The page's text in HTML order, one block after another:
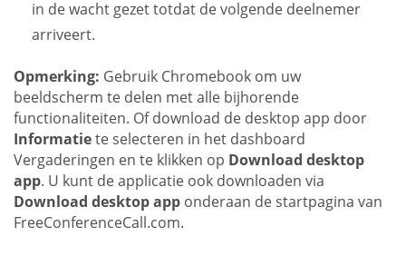
in de wacht gezet totdat de volgende deelnemer
arriveert.
Opmerking: Gebruik Chromebook om uw
beeldscherm te delen met alle bijhorende
functionaliteiten. Of download de desktop app door
Informatiete selecteren in het dashboard
Vergaderingen en te klikken op Download desktop
app. U kunt de applicatie ook downloaden via
Download desktop app onderaan de startpagina van
FreeConferenceCall.com.